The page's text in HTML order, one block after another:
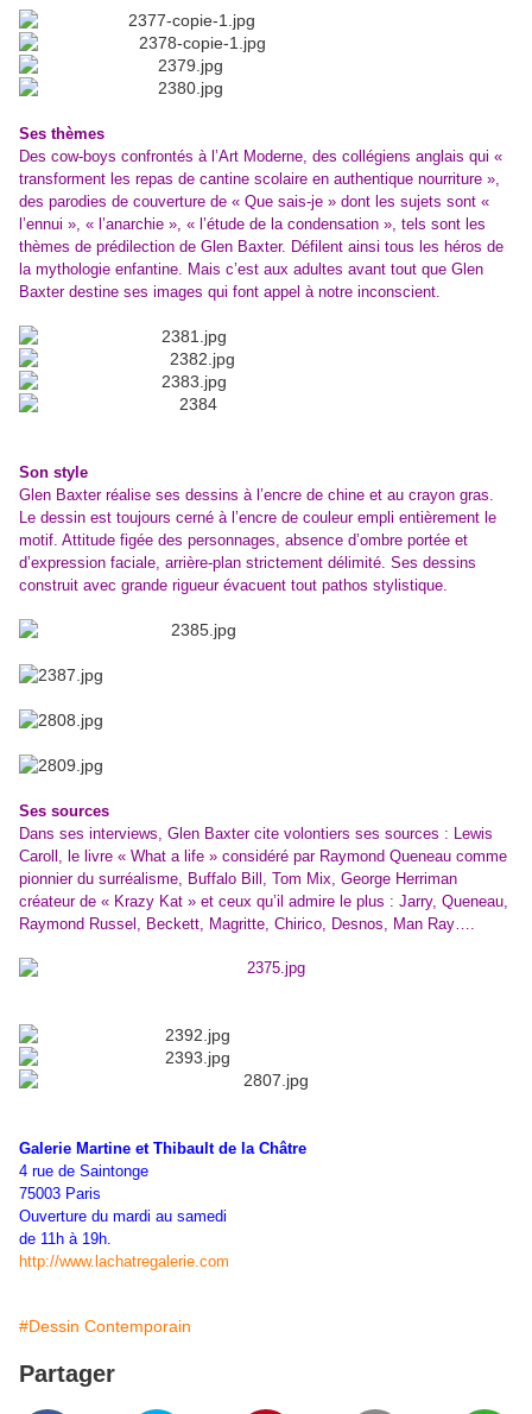
Ses thèmes
Des cow-boys confrontés à l’Art Moderne, des collégiens anglais qui «
transforment les repas de cantine scolaire en authentique nourriture »,
des parodies de couverture de « Que sais-je » dont les sujets sont «
l’ennui », « l’anarchie », « l’étude de la condensation », tels sont les
thèmes de prédilection de Glen Baxter. Défilent ainsi tous les héros de
la mythologie enfantine. Mais c’est aux adultes avant tout que Glen
Baxter destine ses images qui font appel à notre inconscient.
Son style
Glen Baxter réalise ses dessins à l’encre de chine et au crayon gras.
Le dessin est toujours cerné à l’encre de couleur empli entièrement le
motif. Attitude figée des personnages, absence d’ombre portée et
d’expression faciale, arrière-plan strictement délimité. Ses dessins
construit avec grande rigueur évacuent tout pathos stylistique.
Ses sources
Dans ses interviews, Glen Baxter cite volontiers ses sources : Lewis
Caroll, le livre « What a life » considéré par Raymond Queneau comme
pionnier du surréalisme, Buffalo Bill, Tom Mix, George Herriman
créateur de « Krazy Kat » et ceux qu’il admire le plus : Jarry, Queneau,
Raymond Russel, Beckett, Magritte, Chirico, Desnos, Man Ray….
Galerie Martine et Thibault de la Châtre
4 rue de Saintonge
75003 Paris
Ouverture du mardi au samedi
de 11h à 19h.
http://www.lachatregalerie.com
#Dessin Contemporain
Partager